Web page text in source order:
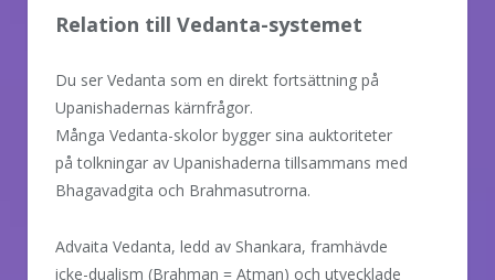
Relation till Vedanta-systemet
Du ser Vedanta som en direkt fortsättning på
Upanishadernas kärnfrågor.
Många Vedanta-skolor bygger sina auktoriteter
på tolkningar av Upanishaderna tillsammans med
Bhagavadgita och Brahmasutrorna.
Advaita Vedanta, ledd av Shankara, framhävde
icke-dualism (Brahman = Atman) och utvecklade